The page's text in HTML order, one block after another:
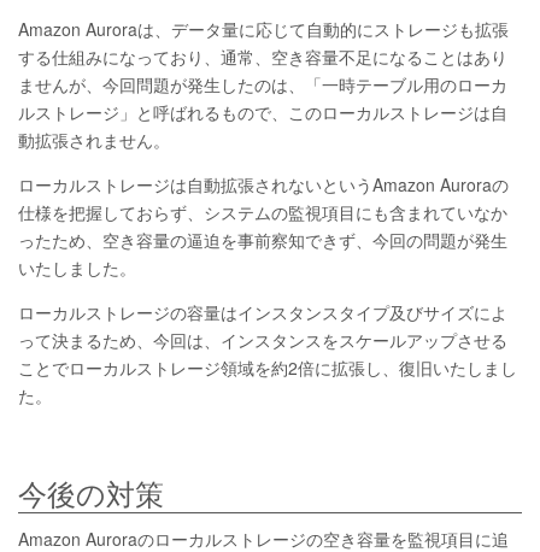
Amazon Auroraは、データ量に応じて自動的にストレージも拡張
する仕組みになっており、通常、空き容量不足になることはあり
ませんが、今回問題が発生したのは、「一時テーブル用のローカ
ルストレージ」と呼ばれるもので、このローカルストレージは自
動拡張されません。
ローカルストレージは自動拡張されないというAmazon Auroraの
仕様を把握しておらず、システムの監視項目にも含まれていなか
ったため、空き容量の逼迫を事前察知できず、今回の問題が発生
いたしました。
ローカルストレージの容量はインスタンスタイプ及びサイズによ
って決まるため、今回は、インスタンスをスケールアップさせる
ことでローカルストレージ領域を約2倍に拡張し、復旧いたしまし
た。
今後の対策
Amazon Auroraのローカルストレージの空き容量を監視項目に追